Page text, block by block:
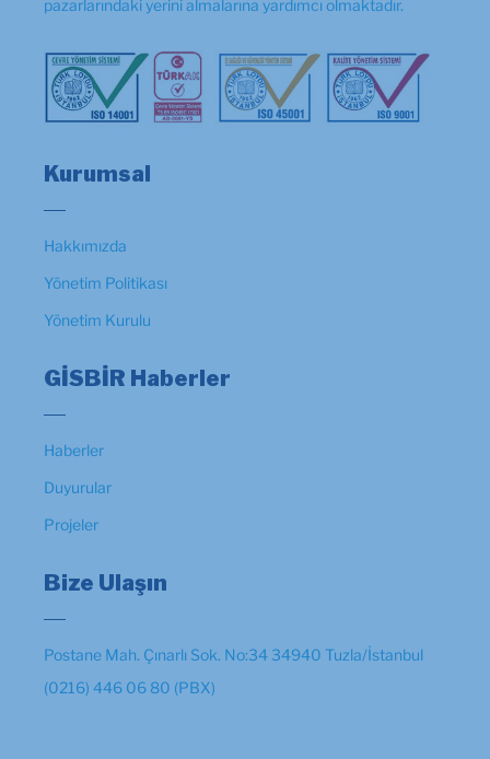
pazarlarındaki yerini almalarına yardımcı olmaktadır.
Kurumsal
Hakkımızda
Yönetim Politikası
Yönetim Kurulu
GİSBİR Haberler
Haberler
Duyurular
Projeler
Bize Ulaşın
Postane Mah. Çınarlı Sok. No:34 34940 Tuzla/İstanbul
(0216) 446 06 80 (PBX)